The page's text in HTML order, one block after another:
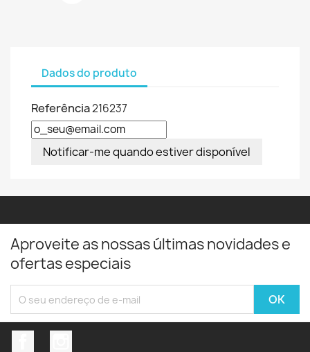
Dados do produto
Referência216237
Notificar-me quando estiver disponível
Aproveite as nossas últimas novidades e
ofertas especiais